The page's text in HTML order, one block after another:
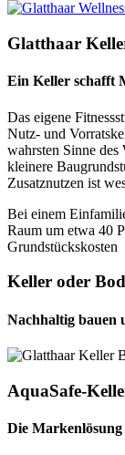
Glatthaar
Ein Keller schafft
Das eigene
Nutz- und
wahrsten Sinne des
kleinere
Zusatznutzen ist
Bei einem
Raum um etwa 40
Grundstückskosten
Keller oder
Nachhaltig bauen
AquaSafe-
Die